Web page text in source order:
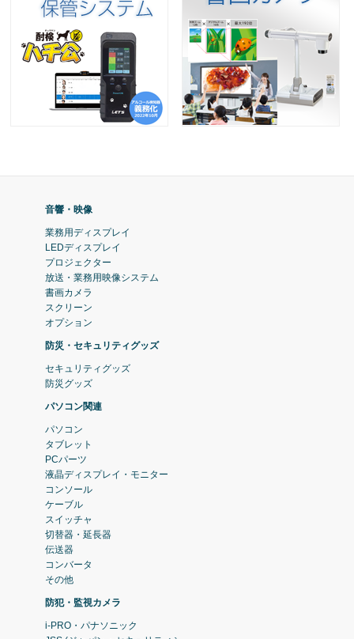
音響・映像
業務用ディスプレイ
LEDディスプレイ
プロジェクター
放送・業務用映像システム
書画カメラ
スクリーン
オプション
防災・セキュリティグッズ
セキュリティグッズ
防災グッズ
パソコン関連
パソコン
タブレット
PCパーツ
液晶ディスプレイ・モニター
コンソール
ケーブル
スイッチャ
切替器・延長器
伝送器
コンバータ
その他
防犯・監視カメラ
i-PRO・パナソニック